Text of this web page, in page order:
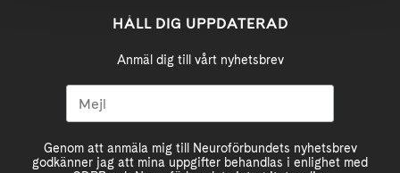
HÅLL DIG UPPDATERAD
Anmäl dig till vårt nyhetsbrev
Genom att anmäla mig till Neuroförbundets nyhetsbrev
godkänner jag att mina uppgifter behandlas i enlighet med